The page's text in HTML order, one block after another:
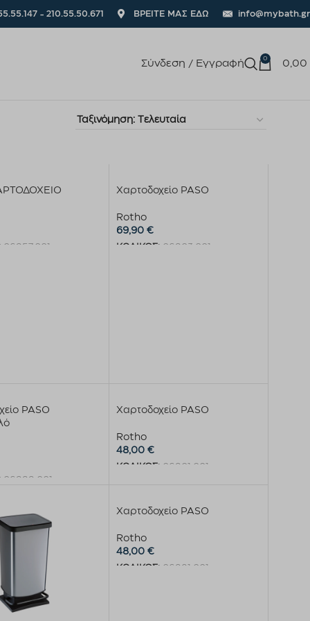
- 210.55.50.671 ΒΡΕΙΤΕ ΜΑΣ ΕΔΩ info@mybath.gr
Σύνδεση / Εγγραφή 0 0,00
06957.001
Χαρτοδοχείο PASO
Rotho
69,90€
ΚΩΔΙΚΟΣ: 06903.001
PASO
06999.001
Χαρτοδοχείο PASO
Rotho
48,00€
ΚΩΔΙΚΟΣ: 06901.001
Χαρτοδοχείο PASO
Rotho
48,00€
ΚΩΔΙΚΟΣ: 06981.001